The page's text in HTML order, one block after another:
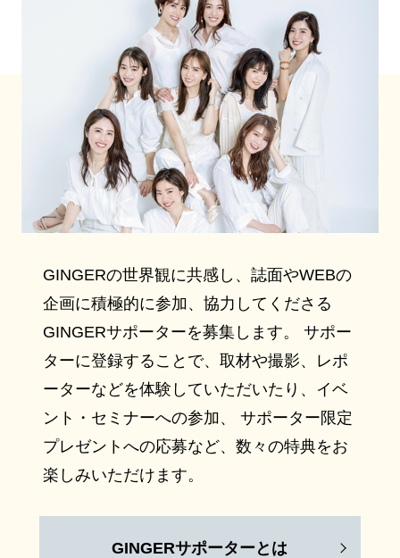
GINGERの世界観に共感し、誌面やWEBの
企画に積極的に参加、協力してくださる
GINGERサポーターを募集します。 サポー
ターに登録することで、取材や撮影、レポ
ーターなどを体験していただいたり、イベ
ント・セミナーへの参加、 サポーター限定
プレゼントへの応募など、数々の特典をお
楽しみいただけます。
GINGERサポーターとは